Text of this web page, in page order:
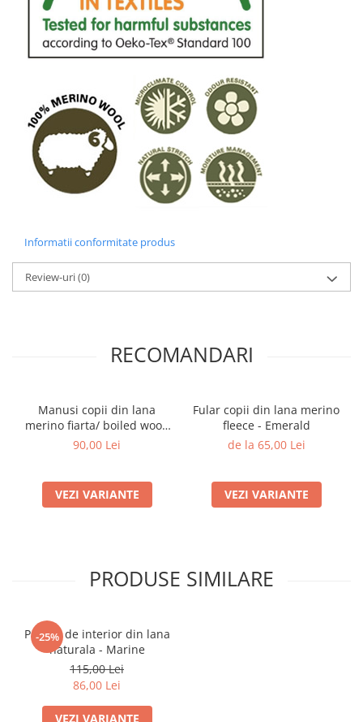
Informatii conformitate produs
Review-uri(0)
RECOMANDARI
Manusi copii din lana
merino fiarta/ boiled wool-
Dark Blue
90,00 Lei
VEZI VARIANTE
Fular copii din lana merino
fleece - Emerald
de la 65,00 Lei
VEZI VARIANTE
PRODUSE SIMILARE
-25%
Pantofi de interior din lana
naturala - Marine
115,00 Lei
86,00 Lei
VEZI VARIANTE